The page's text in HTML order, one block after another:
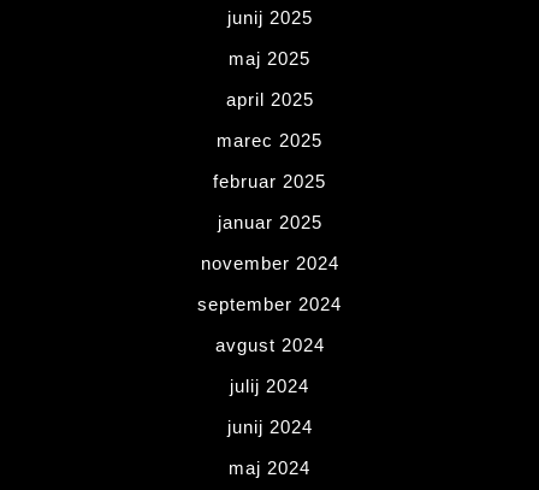
junij 2025
maj 2025
april 2025
marec 2025
februar 2025
januar 2025
november 2024
september 2024
avgust 2024
julij 2024
junij 2024
maj 2024